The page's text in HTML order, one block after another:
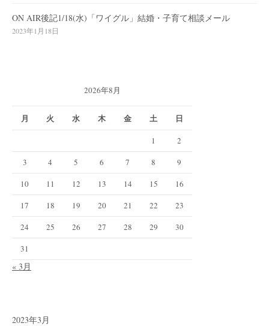
ON AIR後記1/18(水)「ワイグル」結婚・子育て相談メール
2023年1月18日
2026年8月
月 火 水 木 金 土 日
1
2
3
4 5 6 7 8
9
10
11 12 13 14 15
16
17
18 19 20 21 22
23
24
25 26 27 28 29
30
31
« 3月
2023年3月